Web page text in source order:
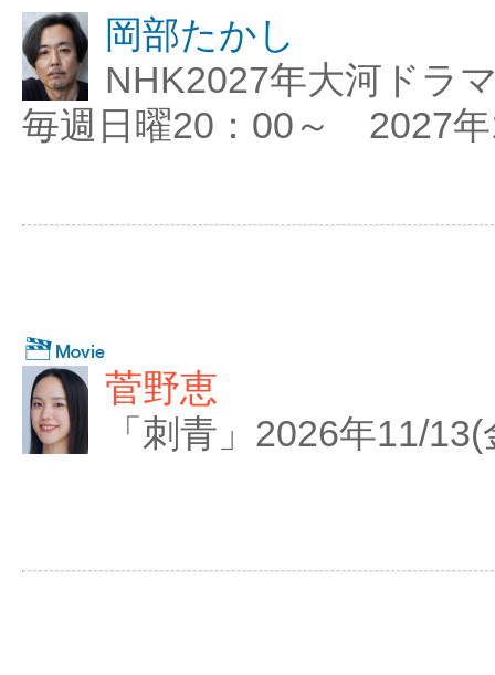
岡部たかし
NHK2027年大河ドラ
毎週日曜20：00～ 2027年
菅野恵
「刺青」2026年11/